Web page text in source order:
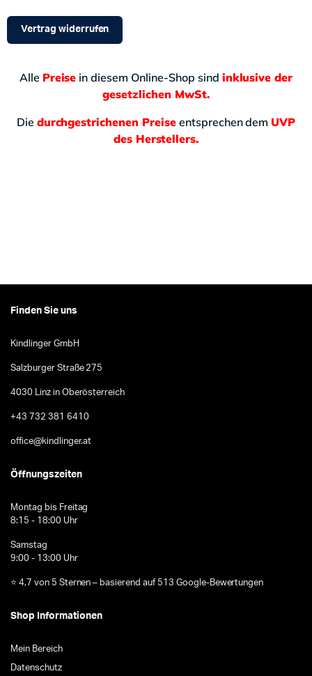
Vertrag widerrufen
Alle Preise in diesem Online-Shop sind inklusive der
gesetzlichen MwSt.
Die durchgestrichenen Preiseentsprechen dem UVP
des Herstellers.
Finden Sie uns
Kindlinger GmbH
Salzburger Straße 275
4030 Linz in Oberösterreich
+43 732 381 6410
office@kindlinger.at
Öffnungszeiten
Montag bis Freitag
8:15 - 18:00 Uhr
Samstag
9:00 - 13:00 Uhr
⭐ 4,7 von 5 Sternen – basierend auf 513 Google-Bewertungen
Shop Informationen
Mein Bereich
Datenschutz